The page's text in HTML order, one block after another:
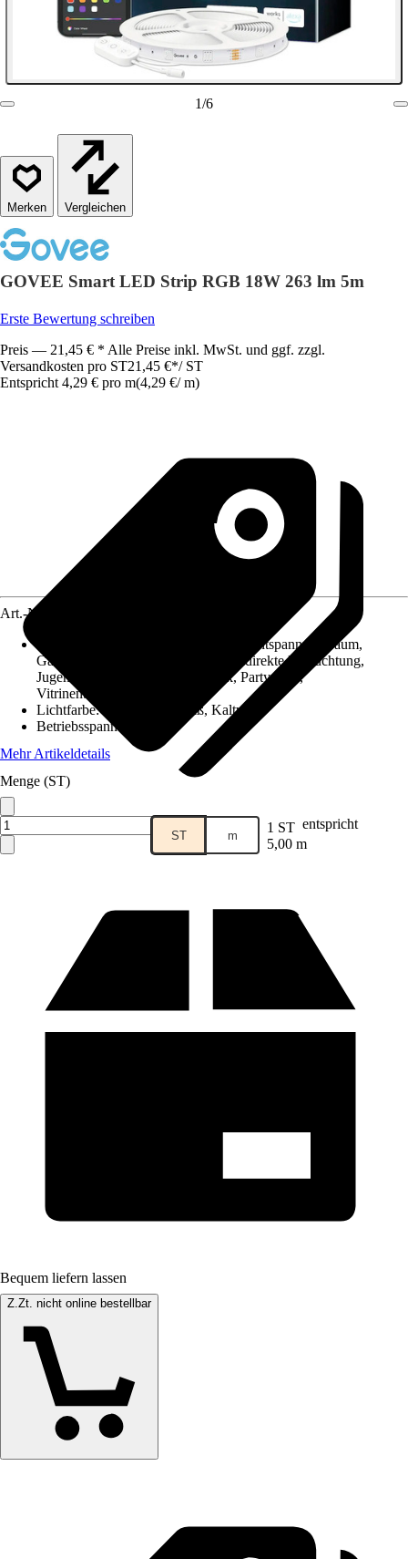
1/6
Vergleichen
GOVEE Smart LED Strip RGB 18W 263 lm 5m
Erste Bewertung schreiben
Preis — 21,45 € * Alle Preise inkl. MwSt. und ggf. zzgl.
Versandkosten pro ST21,45 €*/ ST
Entspricht 4,29 € pro m(4,29 €/ m)
Verkauf durch:HORNBACH
Art.-Nr.
Ambientebeleuchtung, Entspannungsraum,
Gamingraum, Garage / Werkstatt, Indirekte Beleuchtung,
Jugendraum, Küchenunterschrank, Partyraum,
Vitrinenbeleuchtung
Lichtfarbe:
RGB, Warmweiß, Kaltweiß
Betriebsspannung
Mehr Artikeldetails
Menge (ST)
ST m 1 ST entspricht
5,00 m
Bequem liefern lassen
Z.Zt. nicht online bestellbar